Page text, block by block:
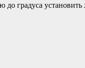
градуса